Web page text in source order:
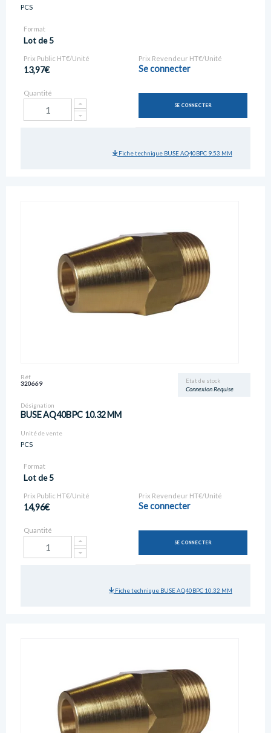
PCS
Format
Lot de 5
Prix Public HT€/Unité
13,97€
Prix Revendeur HT€/Unité
Se connecter
Quantité
SE CONNECTER
Fiche technique BUSE AQ40BPC 9.53 MM
Etat de stock
Connexion Requise
Réf
320669
Désignation
BUSE AQ40BPC 10.32 MM
Unité de vente
PCS
Format
Lot de 5
Prix Public HT€/Unité
14,96€
Prix Revendeur HT€/Unité
Se connecter
Quantité
SE CONNECTER
Fiche technique BUSE AQ40BPC 10.32 MM